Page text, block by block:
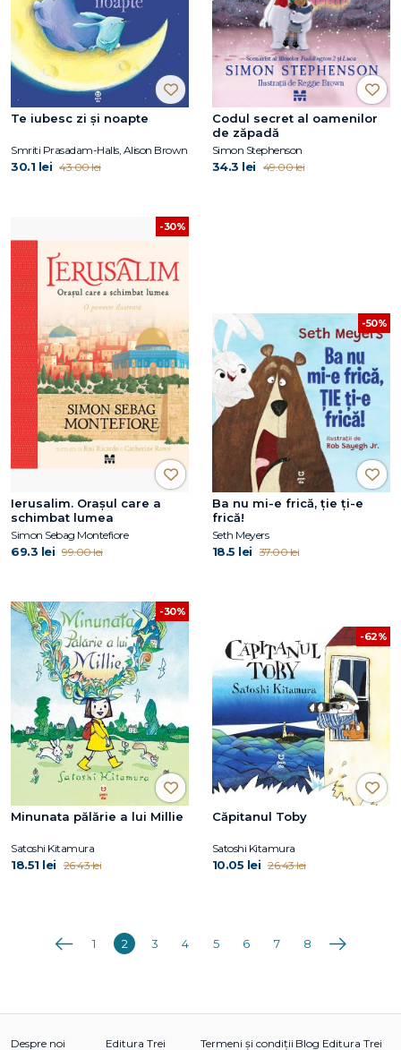
Te iubesc zi şi noapte
Smriti Prasadam-Halls, Alison Brown
30.1 lei 43.00 lei
Codul secret al oamenilor
de zăpadă
Simon Stephenson
34.3 lei 49.00 lei
-30%
Ierusalim. Orașul care a
schimbat lumea
Simon Sebag Montefiore
69.3 lei 99.00 lei
-50%
Ba nu mi-e frică, ţie ţi-e
frică!
Seth Meyers
18.5 lei 37.00 lei
-30%
Minunata pălărie a lui Millie
Satoshi Kitamura
18.51 lei 26.43 lei
-62%
Căpitanul Toby
Satoshi Kitamura
10.05 lei 26.43 lei
Anterioara
1 2 3 4 5 6 7 8 Următoarea
Despre noi Editura Trei Termeni și condiții Blog Editura Trei